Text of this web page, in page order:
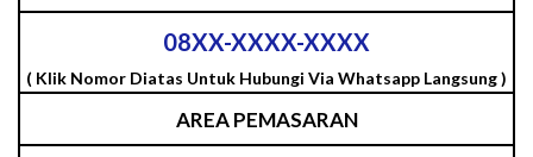
08XX-XXXX-XXXX
( Klik Nomor Diatas Untuk Hubungi Via Whatsapp Langsung )
AREA PEMASARAN